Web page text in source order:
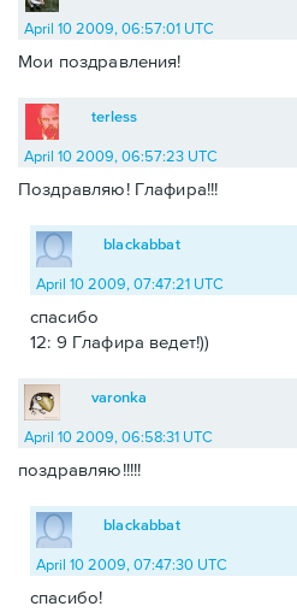
April 10 2009, 06:57:01 UTC
Мои поздравления!
terless
April 10 2009, 06:57:23 UTC
Поздравляю! Глафира!!!
blackabbat
April 10 2009, 07:47:21 UTC
спасибо
12: 9 Глафира ведет!))
varonka
April 10 2009, 06:58:31 UTC
поздравляю!!!!!
blackabbat
April 10 2009, 07:47:30 UTC
спасибо!